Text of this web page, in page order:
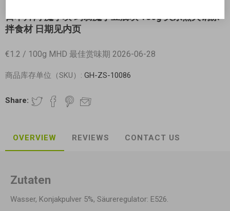
日本片冈 魔芋块 蒟蒻魔芋豆腐块 180g 关东煮火锅凉
拌食材 日期见内页
€1.2 / 100g MHD 最佳赏味期 2026-06-28
商品库存单位（SKU）: GH-ZS-10086
Share:
OVERVIEW REVIEWS CONTACT US
Zutaten
Wasser, Konjakpulver 5%, Säureregulator: E526.